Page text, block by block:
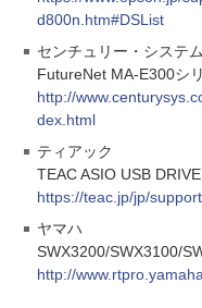
d800n.htm#DSList
センチュリー・システ
FutureNet MA-E300シ
http://
dex.html
ティアック
TEAC ASIO USB
https://teac.jp/jp/
ヤマハ
SWX3200/SWX3100/
http://